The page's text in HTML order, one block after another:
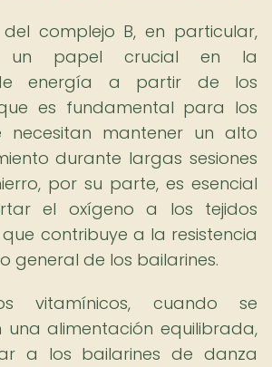
complejo B, en particular,
un papel crucial en la
energía a partir de los
es fundamental para los
necesitan mantener un alto
durante largas sesiones
por su parte, es esencial
el oxígeno a los tejidos
contribuye a la resistencia
general de los bailarines.
vitamínicos, cuando se
alimentación equilibrada,
a los bailarines de danza